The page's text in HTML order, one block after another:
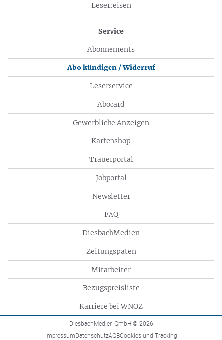
Leserreisen
Service
Abonnements
Abo kündigen / Widerruf
Leserservice
Abocard
Gewerbliche Anzeigen
Kartenshop
Trauerportal
Jobportal
Newsletter
FAQ
DiesbachMedien
Zeitungspaten
Mitarbeiter
Bezugspreisliste
Karriere bei WNOZ
DiesbachMedien GmbH © 2026
ImpressumDatenschutzAGBCookies und Tracking